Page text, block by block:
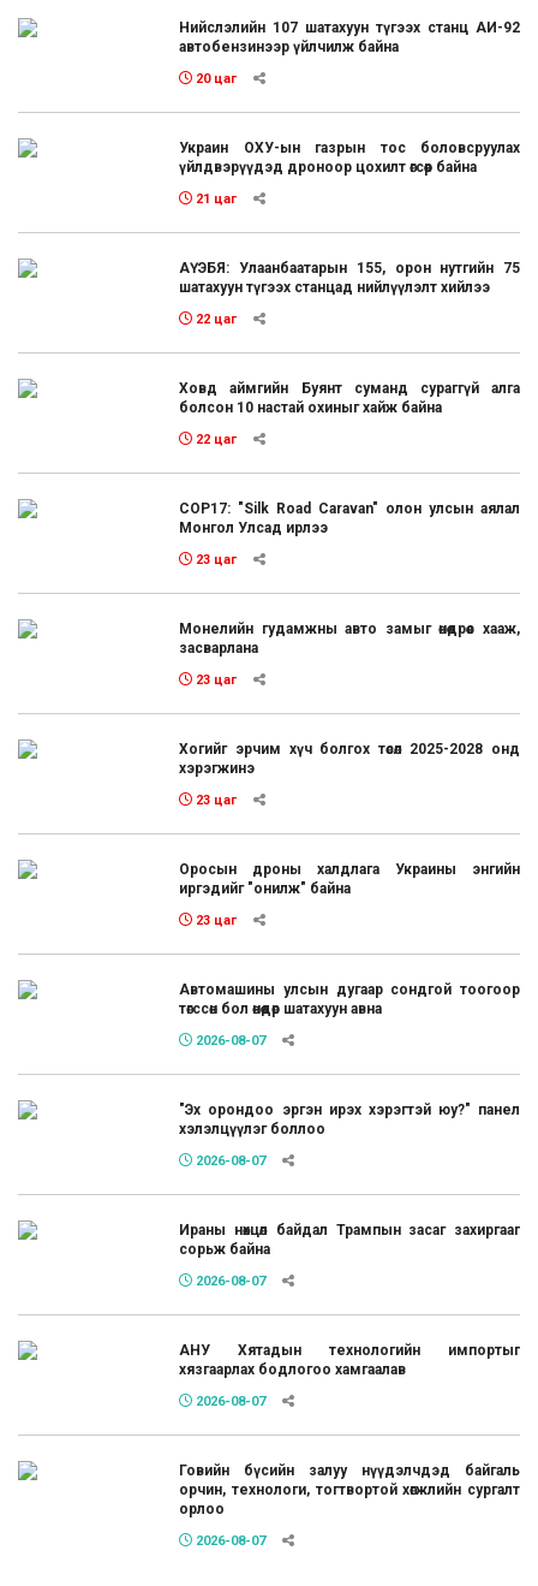
Нийслэлийн 107 шатахуун түгээх станц АИ-92
автобензинээр үйлчилж байна
20 цаг
Украин ОХУ-ын газрын тос боловсруулах
үйлдвэрүүдэд дроноор цохилт өгсөөр байна
21 цаг
АҮЭБЯ: Улаанбаатарын 155, орон нутгийн 75
шатахуун түгээх станцад нийлүүлэлт хийлээ
22 цаг
Ховд аймгийн Буянт суманд сураггүй алга
болсон 10 настай охиныг хайж байна
22 цаг
COP17: "Silk Road Caravan" олон улсын аялал
Монгол Улсад ирлээ
23 цаг
Монелийн гудамжны авто замыг өнөөдрөөс хааж,
засварлана
23 цаг
Хогийг эрчим хүч болгох төсөл 2025-2028 онд
хэрэгжинэ
23 цаг
Оросын дроны халдлага Украины энгийн
иргэдийг "онилж" байна
23 цаг
Автомашины улсын дугаар сондгой тоогоор
төгссөн бол өнөөдөр шатахуун авна
2026-08-07
"Эх орондоо эргэн ирэх хэрэгтэй юу?" панел
хэлэлцүүлэг боллоо
2026-08-07
Ираны нөхцөл байдал Трампын засаг захиргааг
сорьж байна
2026-08-07
АНУ Хятадын технологийн импортыг
хязгаарлах бодлогоо хамгаалав
2026-08-07
Говийн бүсийн залуу нүүдэлчдэд байгаль
орчин, технологи, тогтвортой хөгжлийн сургалт
орлоо
2026-08-07